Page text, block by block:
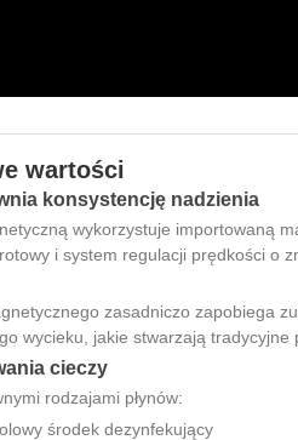
wartości
konsystencję nadzienia
wykorzystuje importowaną
i system regulacji prędkości o
zasadniczo zapobiega
wycieku, jakie stwarzają tradycyjne
cieczy
rodzajami płynów:
środek dezynfekujący